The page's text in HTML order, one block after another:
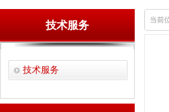
技术服务
技术服务
当前